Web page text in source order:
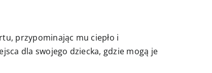
przypominając mu ciepło i
dla swojego dziecka, gdzie mogą je